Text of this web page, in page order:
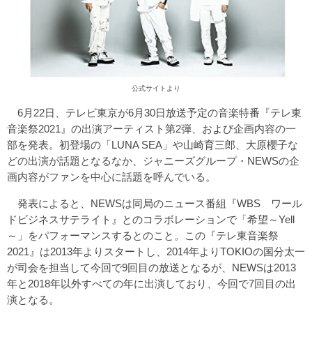
公式サイトより
6月22日、テレビ東京が6月30日放送予定の音楽特番『テレ東
音楽祭2021』の出演アーティスト第2弾、および企画内容の一
部を発表。初登場の「LUNA SEA」や山崎育三郎、大原櫻子な
どの出演が話題となるなか、ジャニーズグループ・NEWSの企
画内容がファンを中心に話題を呼んでいる。
発表によると、NEWSは同局のニュース番組『WBS ワール
ドビジネスサテライト』とのコラボレーションで「希望～Yell
～」をパフォーマンスするとのこと。この『テレ東音楽祭
2021』は2013年よりスタートし、2014年よりTOKIOの国分太一
が司会を担当して今回で9回目の放送となるが、NEWSは2013
年と2018年以外すべての年に出演しており、今回で7回目の出
演となる。